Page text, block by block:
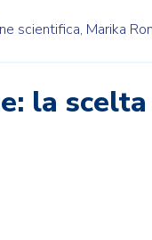
scientifica, Marika
la